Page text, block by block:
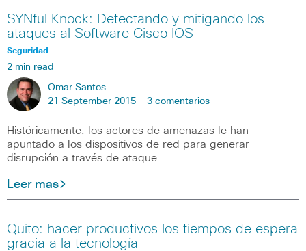
SYNful Knock: Detectando y mitigando los
ataques al Software Cisco IOS
Seguridad
2 min read
Omar Santos
21 September 2015 - 3 comentarios
Históricamente, los actores de amenazas le han
apuntado a los dispositivos de red para generar
disrupción a través de ataque
Leer mas
Quito: hacer productivos los tiempos de espera
gracia a la tecnología